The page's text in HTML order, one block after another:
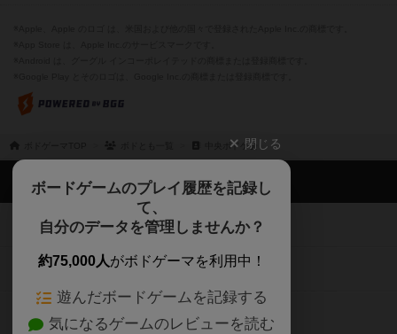
中央ボドゲ会閉じる
ボードゲームのプレイ履歴を記録し
て、
自分のデータを管理しませんか？
約75,000人がボドゲーマを利用中！
遊んだボードゲームを記録する
気になるゲームのレビューを読む
ボドゲーマTOP
ボードゲームを検索する
ボードゲームの新着レビュー
ボードゲーム会情報